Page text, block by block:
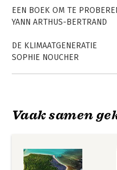
EEN BOEK OM TE
YANN ARTHUS-BERTRAND
DE KLIMAATGENERATIE
SOPHIE NOUCHER
DE
LANDBOUW WERELDWIJD
MARC DUFUMIER
Vaak samen